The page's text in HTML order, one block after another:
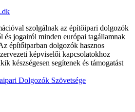
szolgálnak az építőipari dolgozók
és jogairól minden európai tagállamnak
építőiparban dolgozók hasznos
képviselői kapcsolatokhoz
készségesen segítenek és támogatást